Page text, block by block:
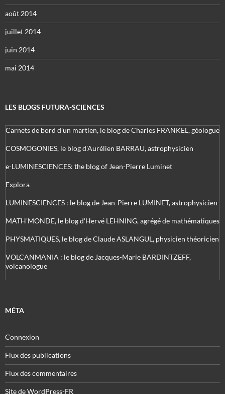
août 2014
juillet 2014
juin 2014
mai 2014
LES BLOGS FUTURA-SCIENCES
Carnets de bord d’un martien, le blog de Charles FRANKEL, géologue
COSMOGONIES, le blog d'Aurélien BARRAU, astrophysicien
e-LUMINESCIENCES: the blog of Jean-Pierre Luminet
Explora
LUMINESCIENCES : le blog de Jean-Pierre LUMINET, astrophysicien
MATH'MONDE, le blog d'Hervé LEHNING, agrégé de mathématiques
PHYSMATIQUES, le blog de Claude ASLANGUL, physicien théoricien
VOLCANMANIA : le blog de Jacques-Marie BARDINTZEFF,
volcanologue
MÉTA
Connexion
Flux des publications
Flux des commentaires
Site de WordPress-FR